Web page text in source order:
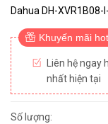
Dahua DH-XVR1B08-I-VN Đầu ghi hình 8 kênh, hỗ
HDCVI/TVI/AHD/
đa 4 kê...
Khuyến mãi hot
Liên hệ
nhất hiện tại
Số lượng: